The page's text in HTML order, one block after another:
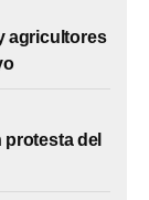
agricultores
del